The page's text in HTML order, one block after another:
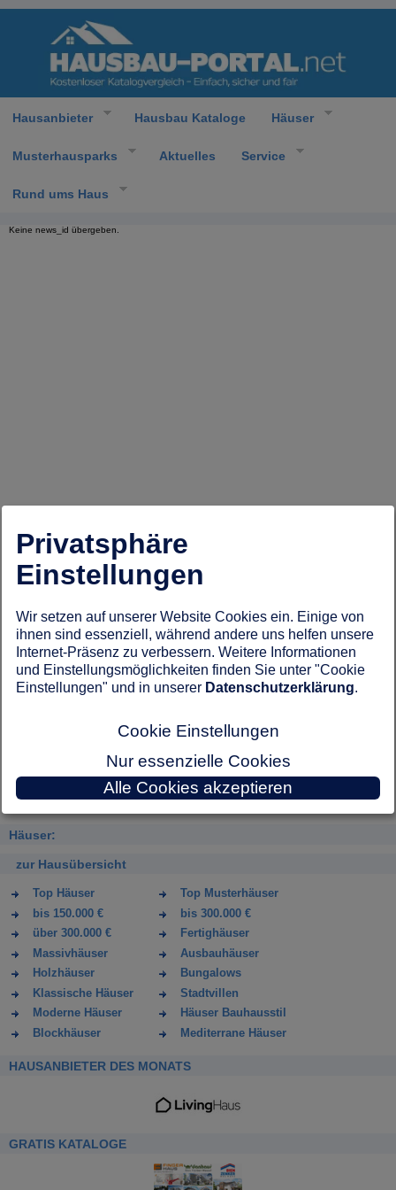
Hausanbieter Hausbau Kataloge Häuser
Musterhausparks Aktuelles Service
Rund ums Haus
Keine news_id übergeben.
Häuser:
zur Hausübersicht
Top Häuser
Top Musterhäuser
bis 150.000 €
bis 300.000 €
über 300.000 €
Fertighäuser
Massivhäuser
Ausbauhäuser
Holzhäuser
Bungalows
Klassische Häuser
Stadtvillen
Moderne Häuser
Häuser Bauhausstil
Blockhäuser
Mediterrane Häuser
HAUSANBIETER DES MONATS
GRATIS KATALOGE
Privatsphäre
Einstellungen
Wir setzen auf unserer Website Cookies ein. Einige von
ihnen sind essenziell, während andere uns helfen unsere
Internet-Präsenz zu verbessern. Weitere Informationen
und Einstellungsmöglichkeiten finden Sie unter "Cookie
Einstellungen" und in unserer Datenschutzerklärung.
Cookie Einstellungen
Nur essenzielle Cookies
Alle Cookies akzeptieren